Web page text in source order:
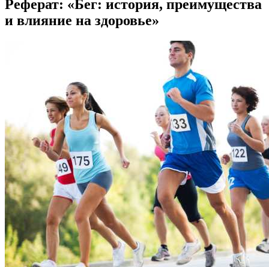
Реферат: «Бег: история, преимущества
и влияние на здоровье»